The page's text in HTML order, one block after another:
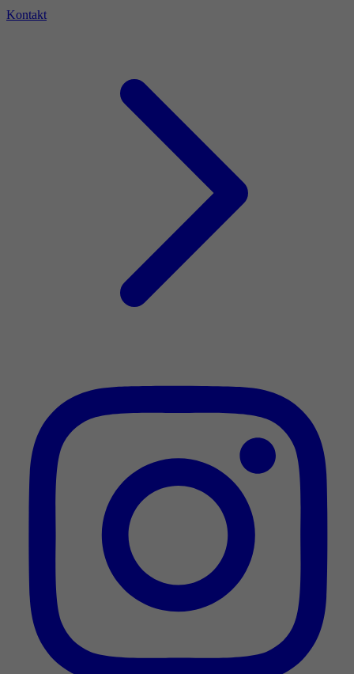
Kontakt